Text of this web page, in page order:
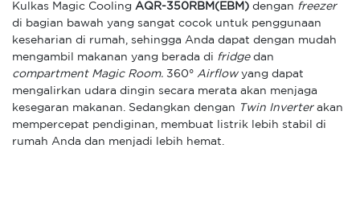
Kulkas Magic Cooling AQR-350RBM(EBM) dengan freezer
di bagian bawah yang sangat cocok untuk penggunaan
keseharian di rumah, sehingga Anda dapat dengan mudah
mengambil makanan yang berada di fridgedan
compartment Magic Room. 360° Airflowyang dapat
mengalirkan udara dingin secara merata akan menjaga
kesegaran makanan. Sedangkan dengan
Twin Inverter akan
mempercepat pendiginan, membuat listrik lebih stabil di
rumah Anda dan menjadi lebih hemat.